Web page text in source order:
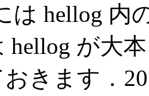
hellog 内
hellog が大
きます．